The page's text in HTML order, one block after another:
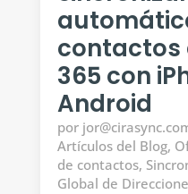
contactos
365 con
Android
por
Artículos del Blog,
de contactos,
Global de